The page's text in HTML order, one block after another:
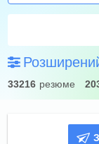
33216 резюме